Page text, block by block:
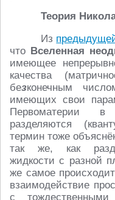
Теория
Из
что Вселенная
имеющее
качества
безконечным
имеющих свои
Первоматерии в
разделяются
термин тоже
так же, как
жидкости с разной
же самое
взаимодействие
с